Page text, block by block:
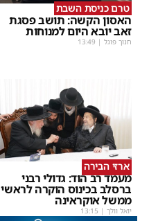
טרם כניסת השבת
האסון הקשה: תושב פסגת
זאב יובא היום למנוחות
חנוך פוגל |
13:49
ארזי הבירה
מעמד רב הוד: גדולי רבני
ברסלב בכינוס הוקרה לראשי
ממשל אוקראינה
יואל וולך |
13:15